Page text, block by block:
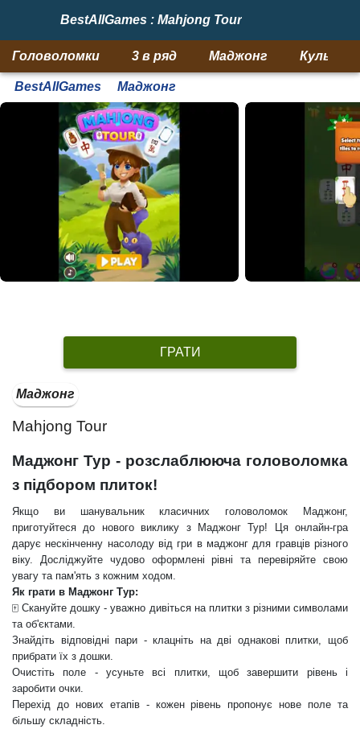
BestAllGames : Mahjong Tour
Головоломки 3 в ряд Маджонг Кульки
BestAllGames Маджонг
ГРАТИ
Маджонг
Mahjong Tour
Маджонг Тур - розслаблююча головоломка
з підбором плиток!
Якщо ви шанувальник класичних головоломок Маджонг,
приготуйтеся до нового виклику з Маджонг Тур! Ця онлайн-гра
дарує нескінченну насолоду від гри в маджонг для гравців різного
віку. Досліджуйте чудово оформлені рівні та перевіряйте свою
увагу та пам'ять з кожним ходом.
Як грати в Маджонг Тур:
🀄 Скануйте дошку - уважно дивіться на плитки з різними символами
та об'єктами.
Знайдіть відповідні пари - клацніть на дві однакові плитки, щоб
прибрати їх з дошки.
Очистіть поле - усуньте всі плитки, щоб завершити рівень і
заробити очки.
Перехід до нових етапів - кожен рівень пропонує нове поле та
більшу складність.